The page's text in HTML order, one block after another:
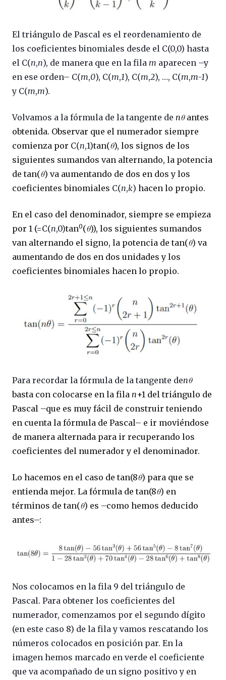
El triángulo de Pascal es el reordenamiento de
los coeficientes binomiales desde el C(0,0) hasta
el C(n,n), de manera que en la fila m aparecen –y
en ese orden– C(m,0), C(m,1), C(m,2), …, C(m,m-1)
y C(m,m).
Volvamos a la fórmula de la tangente de nθ antes
obtenida. Observar que el numerador siempre
comienza por C(n,1)tan(θ), los signos de los
siguientes sumandos van alternando, la potencia
de tan(θ) va aumentando de dos en dos y los
coeficientes binomiales C(n,k) hacen lo propio.
En el caso del denominador, siempre se empieza
por 1 (=C(n,0)tan0(θ)), los siguientes sumandos
van alternando el signo, la potencia de tan(θ) va
aumentando de dos en dos unidades y los
coeficientes binomiales hacen lo propio.
Para recordar la fórmula de la tangente denθ
basta con colocarse en la fila n+1 del triángulo de
Pascal –que es muy fácil de construir teniendo
en cuenta la fórmula de Pascal– e ir moviéndose
de manera alternada para ir recuperando los
coeficientes del numerador y el denominador.
Lo hacemos en el caso de tan(8θ) para que se
entienda mejor. La fórmula de tan(8θ) en
términos de tan(θ) es –como hemos deducido
antes–:
Nos colocamos en la fila 9 del triángulo de
Pascal. Para obtener los coeficientes del
numerador, comenzamos por el segundo dígito
(en este caso 8) de la fila y vamos rescatando los
números colocados en posición par. En la
imagen hemos marcado en verde el coeficiente
que va acompañado de un signo positivo y en